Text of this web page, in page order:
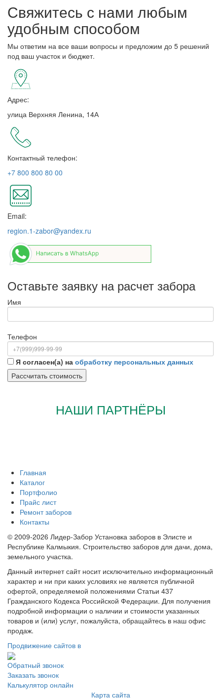
Свяжитесь с нами любым
удобным способом
Мы ответим на все ваши вопросы и предложим до 5 решений
под ваш участок и бюджет.
Адрес:
улица Верхняя Ленина, 14А
Контактный телефон:
+7 800 800 80 00
Email:
region.1-zabor@yandex.ru
Оставьте заявку на расчет забора
Имя
Телефон
Я согласен(а) на обработку персональных данных
НАШИ ПАРТНЁРЫ
Главная
Каталог
Портфолио
Прайс лист
Ремонт заборов
Контакты
© 2009-2026 Лидер-Забор Установка заборов в Элисте и
Республике Калмыкия. Строительство заборов для дачи, дома,
земельного участка.
Данный интернет сайт носит исключительно информационный
характер и ни при каких условиях не является публичной
офертой, определяемой положениями Статьи 437
Гражданского Кодекса Российской Федерации. Для получения
подробной информации о наличии и стоимости указанных
товаров и (или) услуг, пожалуйста, обращайтесь в наш офис
продаж.
Продвижение сайтов в
Обратный звонок
Заказать звонок
Калькулятор онлайн
Карта сайта